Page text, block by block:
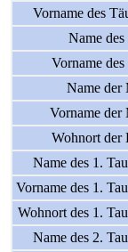
Vorname des
Name des
Vorname des
Name der
Vorname der
Wohnort der
Name des 1.
Vorname des 1.
Wohnort des 1.
Name des 2.